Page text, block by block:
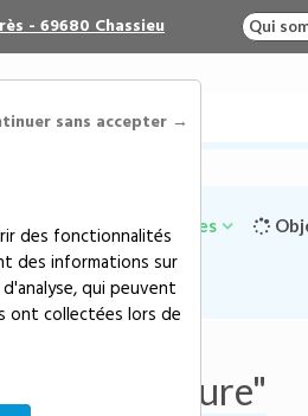
sans accepter →
des fonctionnalités
des informations sur
qui peuvent
ont collectées lors de
- 69680 Chassieu Qui
Goodies écologiques
"sur mesure"